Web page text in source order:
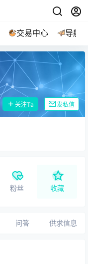
交易中心 导航
关注Ta 发私信
粉丝 收藏
问答 供求信息